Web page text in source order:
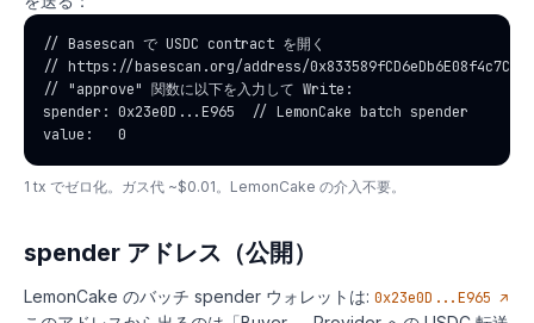
// Basescan で USDC contract を開く
// https://basescan.org/address/
// "approve" 関数に以下を入力して Write:
spender: 0x23e0D...E965  // LemonCake batch spender
value:   0
1 tx でゼロ化。ガス代 ~$0.01。LemonCake の介入不要。
spender アドレス（公開）
LemonCake のバッチ spender ウォレットは: 0x23e0D...E965 ↗